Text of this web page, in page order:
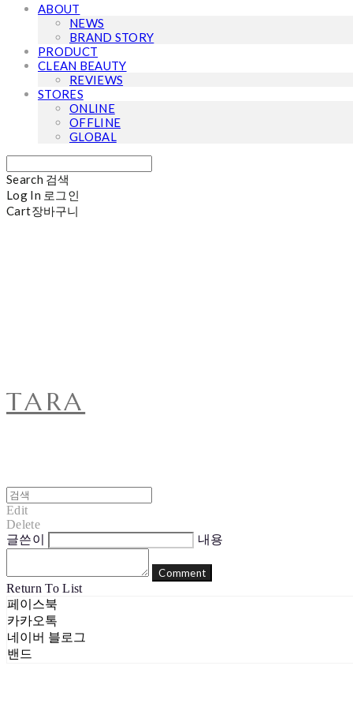
ABOUT
NEWS
BRAND STORY
PRODUCT
CLEAN BEAUTY
REVIEWS
STORES
ONLINE
OFFLINE
GLOBAL
Search 검색
Log In 로그인
Cart장바구니
TARA
Edit
Delete
글쓴이
내용
Comment
Return To List
페이스북
카카오톡
네이버 블로그
밴드